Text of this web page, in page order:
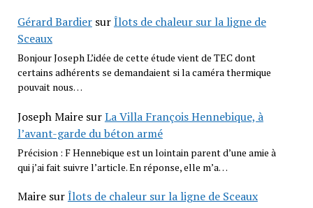
Gérard BardiersurÎlots de chaleur sur la ligne de
Sceaux
Bonjour Joseph L’idée de cette étude vient de TEC dont
certains adhérents se demandaient si la caméra thermique
pouvait nous…
Joseph MairesurLa Villa François Hennebique, à
l’avant-garde du béton armé
Précision : F Hennebique est un lointain parent d’une amie à
qui j’ai fait suivre l’article. En réponse, elle m’a…
MairesurÎlots de chaleur sur la ligne de Sceaux